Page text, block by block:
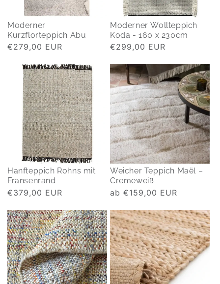
Moderner
Kurzflorteppich Abu
Normaler
€279,00 EUR
Moderner Wollteppich
Koda - 160 x 230cm
Normaler
€299,00 EUR
Hanfteppich Rohns mit
Fransenrand
Normaler
€379,00 EUR
Weicher Teppich Maël –
Cremeweiß
Normaler
ab €159,00 EUR